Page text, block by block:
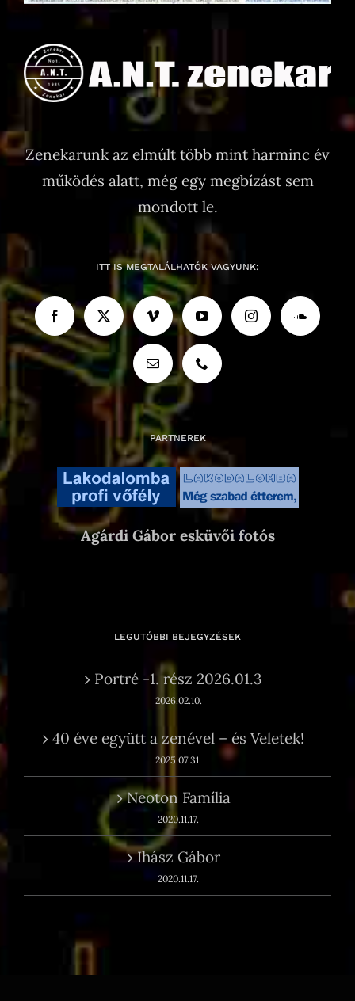
Zenekarunk az elmúlt több mint harminc év
működés alatt, még egy megbízást sem
mondott le.
ITT IS MEGTALÁLHATÓK VAGYUNK:
PARTNEREK
Agárdi Gábor esküvői fotós
LEGUTÓBBI BEJEGYZÉSEK
Portré -1. rész 2026.01.3
2026.02.10.
40 éve együtt a zenével – és Veletek!
2025.07.31.
Neoton Família
2020.11.17.
Ihász Gábor
2020.11.17.